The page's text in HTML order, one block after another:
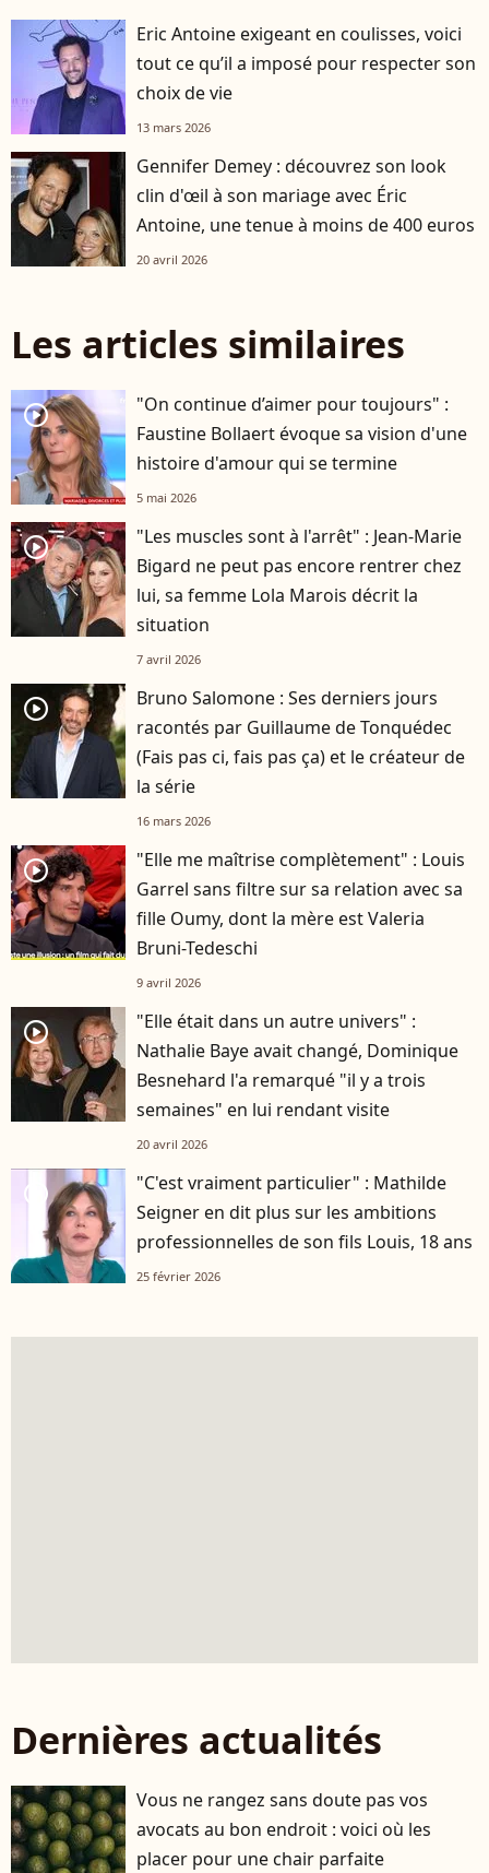
Eric Antoine exigeant en coulisses, voici
tout ce qu’il a imposé pour respecter son
choix de vie
13 mars 2026
Gennifer Demey : découvrez son look
clin d'œil à son mariage avec Éric
Antoine, une tenue à moins de 400 euros
20 avril 2026
Les articles similaires
player2
"On continue d’aimer pour toujours" :
Faustine Bollaert évoque sa vision d'une
histoire d'amour qui se termine
5 mai 2026
player2
"Les muscles sont à l'arrêt" : Jean-Marie
Bigard ne peut pas encore rentrer chez
lui, sa femme Lola Marois décrit la
situation
7 avril 2026
player2
Bruno Salomone : Ses derniers jours
racontés par Guillaume de Tonquédec
(Fais pas ci, fais pas ça) et le créateur de
la série
16 mars 2026
player2
"Elle me maîtrise complètement" : Louis
Garrel sans filtre sur sa relation avec sa
fille Oumy, dont la mère est Valeria
Bruni-Tedeschi
9 avril 2026
player2
"Elle était dans un autre univers" :
Nathalie Baye avait changé, Dominique
Besnehard l'a remarqué "il y a trois
semaines" en lui rendant visite
20 avril 2026
player2
"C'est vraiment particulier" : Mathilde
Seigner en dit plus sur les ambitions
professionnelles de son fils Louis, 18 ans
25 février 2026
Dernières actualités
Vous ne rangez sans doute pas vos
avocats au bon endroit : voici où les
placer pour une chair parfaite